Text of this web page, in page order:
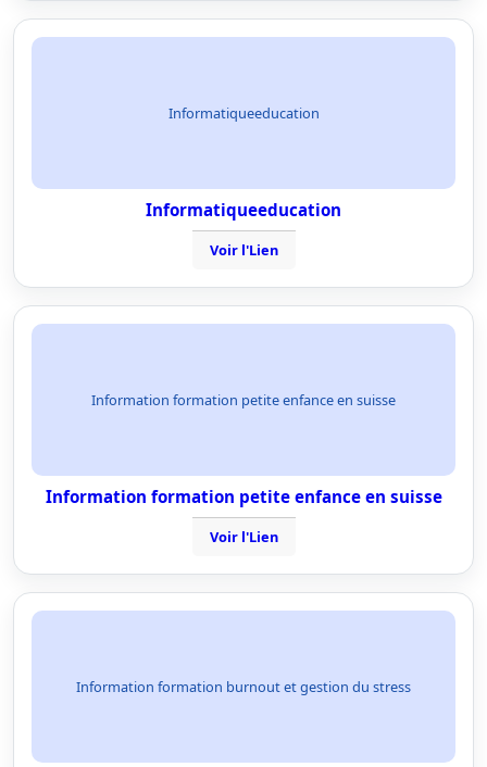
Informatiqueeducation
Informatiqueeducation
Voir l'Lien
Information formation petite enfance en suisse
Information formation petite enfance en suisse
Voir l'Lien
Information formation burnout et gestion du stress